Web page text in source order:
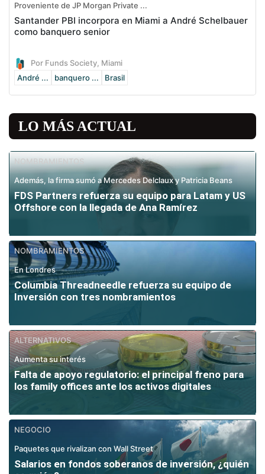
Proveniente de JP Morgan Private ...
Santander PBI incorpora en Miami a André Schelbauer
como banquero senior
Por Funds Society, Miami
André ...
banquero ... Brasil
LO MÁS ACTUAL
NOMBRAMIENTOS
Además, la firma sumó a Mercedes Delclaux y Patricia Beans
FDS Partners refuerza su equipo para Latam y US
Offshore con la llegada de Ana Ramírez
NOMBRAMIENTOS
En Londres
Columbia Threadneedle refuerza su equipo de
Inversión con tres nombramientos
ALTERNATIVOS
Aumenta su interés
Falta de apoyo regulatorio: el principal freno para
los family offices ante los activos digitales
NEGOCIO
Paquetes que rivalizan con Wall Street
Salarios en fondos soberanos de inversión, ¿quién